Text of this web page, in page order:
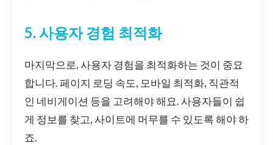
5. 사용자 경험 최적화
마지막으로, 사용자 경험을 최적화하는 것이 중요
합니다. 페이지 로딩 속도, 모바일 최적화, 직관적
인 네비게이션 등을 고려해야 해요. 사용자들이 쉽
게 정보를 찾고, 사이트에 머무를 수 있도록 해야 하
죠.